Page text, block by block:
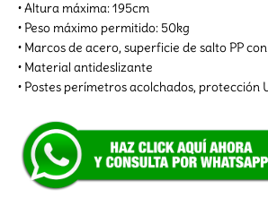
• Altura máxima: 195cm
• Peso máximo permitido: 50kg
• Marcos de acero, superficie de salto PP
• Material antideslizante
• Postes perímetros acolchados, protección